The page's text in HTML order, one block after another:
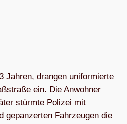
Jah­ren, dran­gen uni­for­mierte
ein. Die Anwoh­ner
stürmte Poli­zei mit
gepan­zer­ten Fahr­zeu­gen die